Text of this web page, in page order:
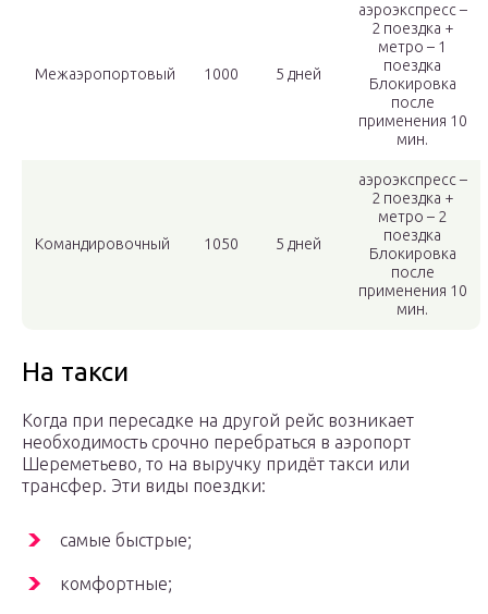
Межаэропортовый 1000 5 дней
аэроэкспресс –
2 поездка +
метро – 1
поездка
Блокировка
после
применения 10
мин.
Командировочный 1050 5 дней
аэроэкспресс –
2 поездка +
метро – 2
поездка
Блокировка
после
применения 10
мин.
На такси
Когда при пересадке на другой рейс возникает
необходимость срочно перебраться в аэропорт
Шереметьево, то на выручку придёт такси или
трансфер. Эти виды поездки:
самые быстрые;
комфортные;